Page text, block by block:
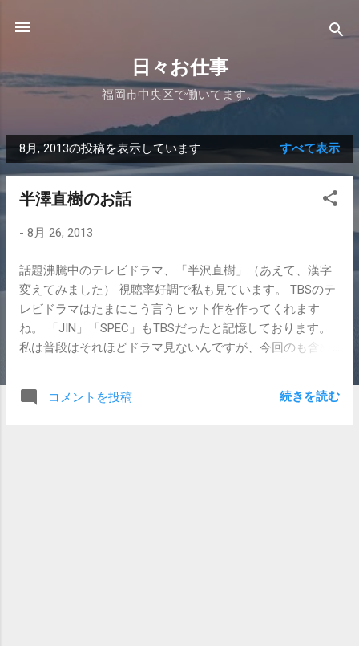
日々お仕事
福岡市中央区で働いてます。
投
稿
8月, 2013の投稿を表示しています すべて表示
半澤直樹のお話
- 8月 26, 2013
話題沸騰中のテレビドラマ、「半沢直樹」（あえて、漢字
変えてみました） 視聴率好調で私も見ています。 TBSのテ
レビドラマはたまにこう言うヒット作を作ってくれます
ね。 「JIN」「SPEC」もTBSだったと記憶しております。
私は普段はそれほどドラマ見ないんですが、今回のも含め
ただ、今回のドラマのお話に関しては、結構むりくりがあ
コメントを投稿 続きを読む